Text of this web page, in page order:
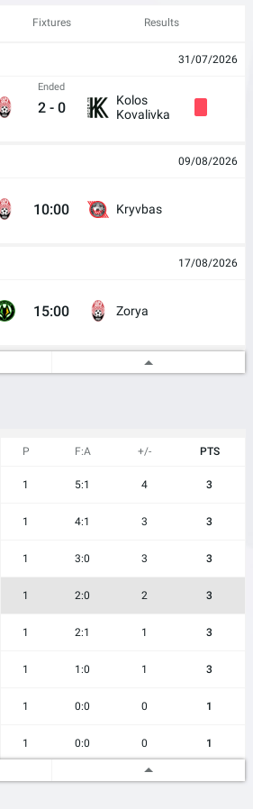
Fixtures Results
31/07/2026
Ended
2 - 0
Kolos
Kovalivka
09/08/2026
10:00 Kryvbas
17/08/2026
15:00 Zorya
Kharkiv
P F:A +/- PTS
1 5:1 4 3
1 4:1 3 3
1 3:0 3 3
1 2:0 2 3
1 2:1 1 3
1 1:0 1 3
1 0:0 0 1
1 0:0 0 1
0 0:0 0 0